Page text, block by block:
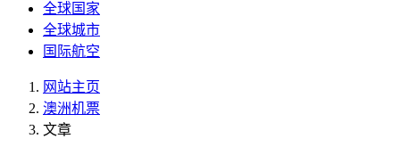
全球国家
全球城市
国际航空
网站主页
澳洲机票
文章